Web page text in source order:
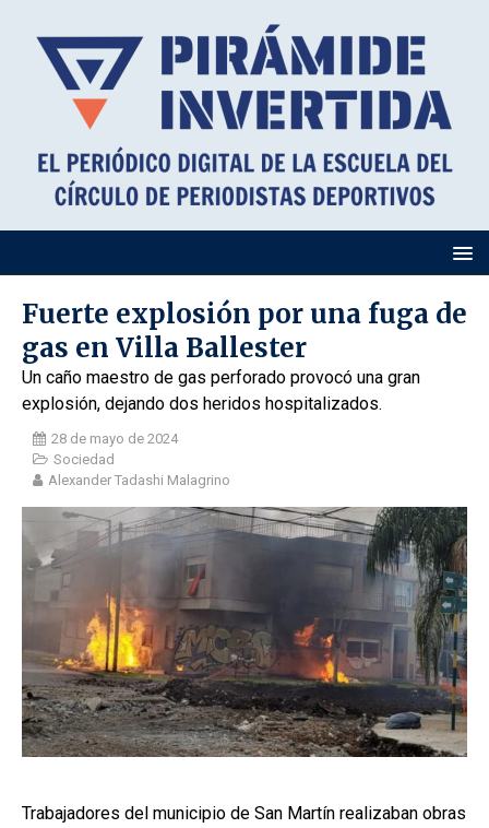
Fuerte explosión por una fuga de
gas en Villa Ballester
Un caño maestro de gas perforado provocó una gran
explosión, dejando dos heridos hospitalizados.
28 de mayo de 2024
Sociedad
Alexander Tadashi Malagrino
Trabajadores del municipio de San Martín realizaban obras